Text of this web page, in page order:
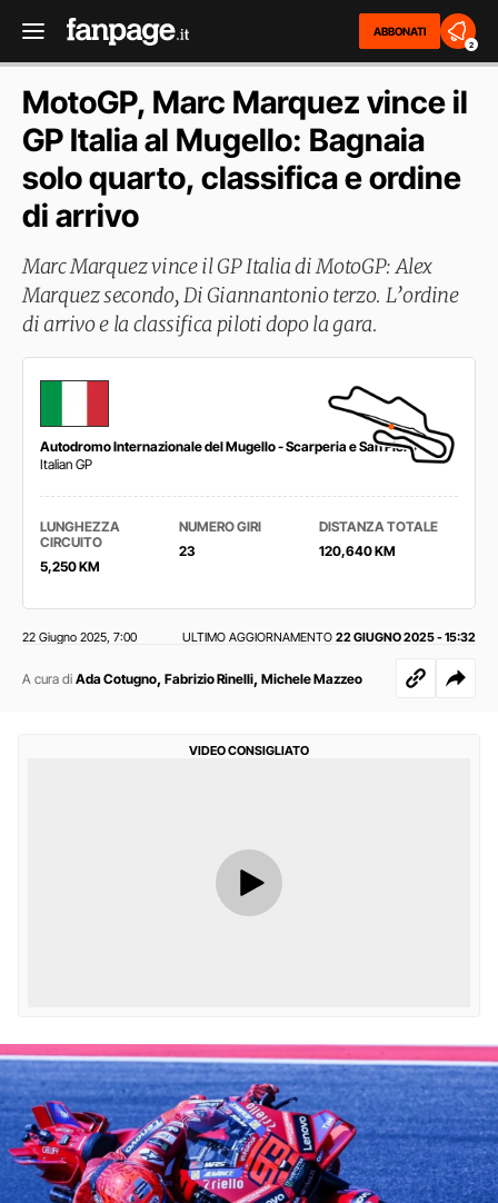
ABBONATI
2
MotoGP, Marc Marquez vince il
GP Italia al Mugello: Bagnaia
solo quarto, classifica e ordine
di arrivo
Marc Marquez vince il GP Italia di MotoGP: Alex
Marquez secondo, Di Giannantonio terzo. L’ordine
di arrivo e la classifica piloti dopo la gara.
Autodromo Internazionale del Mugello - Scarperia e San Piero
Italian GP
LUNGHEZZA
CIRCUITO
5,250 KM
NUMERO GIRI
23
DISTANZA TOTALE
120,640 KM
22 Giugno 2025 7:00 ULTIMO AGGIORNAMENTO 22 GIUGNO 2025 - 15:32
A cura di Ada Cotugno, Fabrizio Rinelli, Michele Mazzeo
VIDEO CONSIGLIATO